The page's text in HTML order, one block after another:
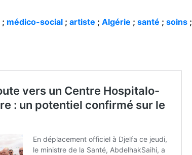
; médico-social ; artiste ; Algérie ; santé ; soins ;